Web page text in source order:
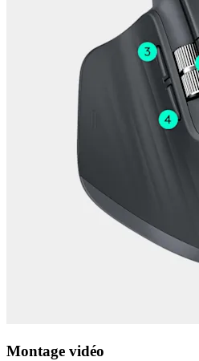
Montage vidéo